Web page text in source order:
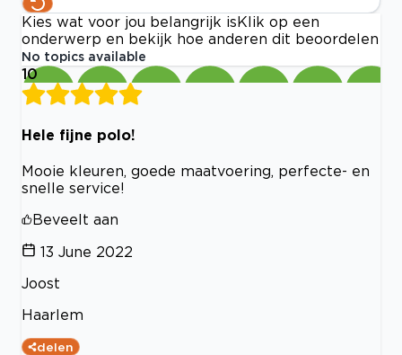
Kies wat voor jou belangrijk is Klik op een
onderwerp en bekijk hoe anderen dit beoordelen
No topics available
10
Hele fijne polo!
Mooie kleuren, goede maatvoering, perfecte- en
snelle service!
Beveelt aan
13 June 2022
Joost
Haarlem
delen